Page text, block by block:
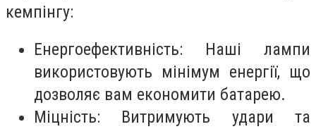
кемпінгу:
Енергоефективність: Наші лампи
використовують мінімум енергії, що
дозволяє вам економити батарею.
Міцність: Витримують удари та